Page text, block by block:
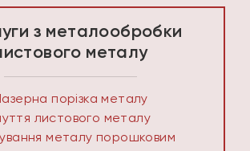
з металообробки
металу
порізка металу
листового металу
металу порошковим